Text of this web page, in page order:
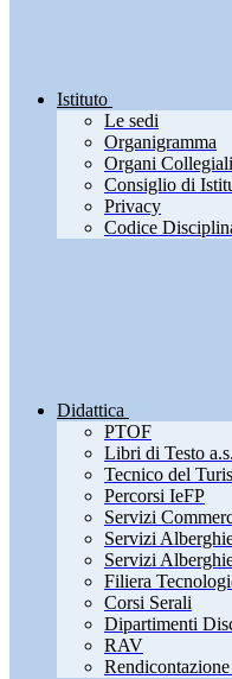
Istituto
Le sedi
Organigramma
Organi Collegiali
Consiglio di
Privacy
Codice
Didattica
PTOF
Libri di Testo
Tecnico del
Percorsi IeFP
Servizi
Servizi
Servizi
Filiera
Corsi Serali
Dipartimenti
RAV